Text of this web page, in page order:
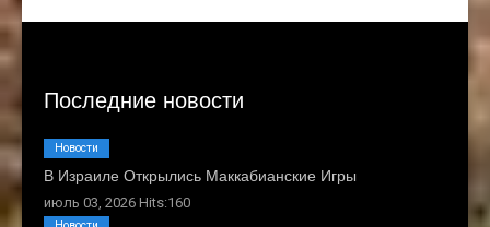
Последние новости
В Израиле Открылись Маккабианские Игры
июль 03, 2026 Hits:160
Новости